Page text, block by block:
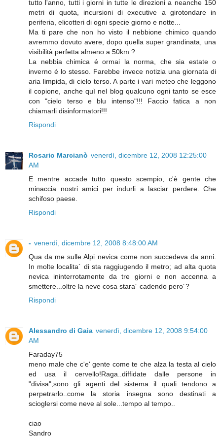
tutto l'anno, tutti i giorni in tutte le direzioni a neanche 150
metri di quota, incursioni di executive a girotondare in
periferia, elicotteri di ogni specie giorno e notte...
Ma ti pare che non ho visto il nebbione chimico quando
avremmo dovuto avere, dopo quella super grandinata, una
visibilità perfetta almeno a 50km ?
La nebbia chimica é ormai la norma, che sia estate o
inverno é lo stesso. Farebbe invece notizia una giornata di
aria limpida, di cielo terso. A parte i vari meteo che leggono
il copione, anche quì nel blog qualcuno ogni tanto se esce
con "cielo terso e blu intenso"!!! Faccio fatica a non
chiamarli disinformatori!!!
Rispondi
Rosario Marcianò venerdì, dicembre 12, 2008 12:25:00
AM
E mentre accade tutto questo scempio, c'è gente che
minaccia nostri amici per indurli a lasciar perdere. Che
schifoso paese.
Rispondi
- venerdì, dicembre 12, 2008 8:48:00 AM
Qua da me sulle Alpi nevica come non succedeva da anni.
In molte localita´ di sta raggiugendo il metro; ad alta quota
nevica ininterrotamente da tre giorni e non accenna a
smettere...oltre la neve cosa stara´ cadendo pero´?
Rispondi
Alessandro di Gaia venerdì, dicembre 12, 2008 9:54:00
AM
Faraday75
meno male che c'e' gente come te che alza la testa al cielo
ed usa il cervello!Raga..diffidate dalle persone in
"divisa",sono gli agenti del sistema il quali tendono a
perpetrarlo..come la storia insegna sono destinati a
scioglersi come neve al sole...tempo al tempo..
ciao
Sandro